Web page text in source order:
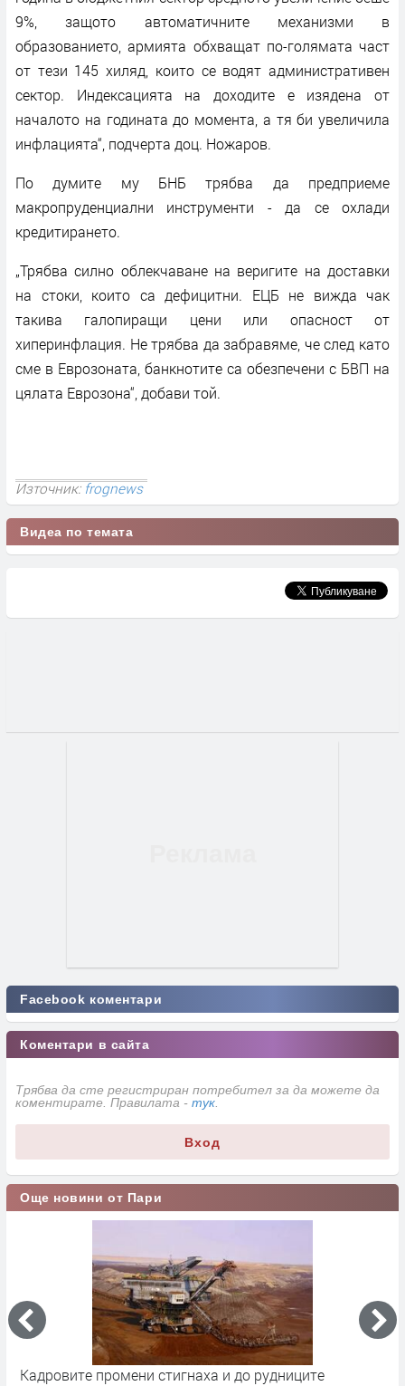
9%, защото автоматичните механизми в
образованието, армията обхващат по-голямата част
от тези 145 хиляд, които се водят административен
сектор. Индексацията на доходите е изядена от
началото на годината до момента, а тя би увеличила
инфлацията“, подчерта доц. Ножаров.
По думите му БНБ трябва да предприеме
макропруденциални инструменти - да се охлади
кредитирането.
„Трябва силно облекчаване на веригите на доставки
на стоки, които са дефицитни. ЕЦБ не вижда чак
такива галопиращи цени или опасност от
хиперинфлация. Не трябва да забравяме, че след като
сме в Еврозоната, банкнотите са обезпечени с БВП на
цялата Еврозона“, добави той.
Източник:frognews
Видеа по темата
Facebook коментари
Коментари в сайта
Трябва да сте регистриран потребител за да можете да
коментирате. Правилата - тук
Вход
Още новини от Пари
Кадровите промени стигнаха и до рудниците